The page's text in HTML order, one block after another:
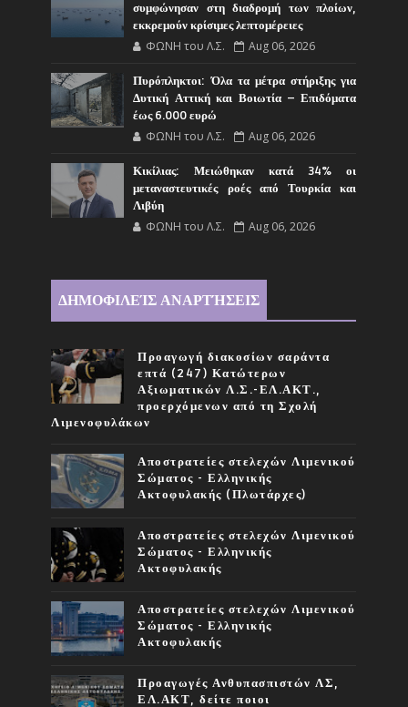
συμφώνησαν στη διαδρομή των πλοίων,
εκκρεμούν κρίσιμες λεπτομέρειες
ΦΩΝΗ του Λ.Σ. Aug 06, 2026
Πυρόπληκτοι: Όλα τα μέτρα στήριξης για
Δυτική Αττική και Βοιωτία – Επιδόματα
έως 6.000 ευρώ
ΦΩΝΗ του Λ.Σ. Aug 06, 2026
Κικίλιας: Μειώθηκαν κατά 34% οι
μεταναστευτικές ροές από Τουρκία και
Λιβύη
ΦΩΝΗ του Λ.Σ. Aug 06, 2026
ΔΗΜΟΦΙΛΕΊΣ ΑΝΑΡΤΉΣΕΙΣ
Προαγωγή διακοσίων σαράντα
επτά (247) Κατώτερων
Αξιωματικών Λ.Σ.-ΕΛ.ΑΚΤ.,
προερχόμενων από τη Σχολή
Λιμενοφυλάκων
Αποστρατείες στελεχών Λιμενικού
Σώματος - Ελληνικής
Ακτοφυλακής (Πλωτάρχες)
Αποστρατείες στελεχών Λιμενικού
Σώματος - Ελληνικής
Ακτοφυλακής
Αποστρατείες στελεχών Λιμενικού
Σώματος - Ελληνικής
Ακτοφυλακής
Προαγωγές Ανθυπασπιστών ΛΣ,
ΕΛ.ΑΚΤ, δείτε ποιοι